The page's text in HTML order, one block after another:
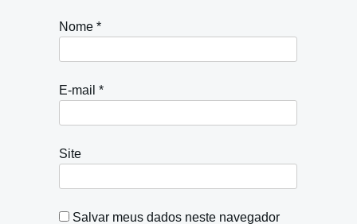
Nome *
E-mail *
Site
Salvar meus dados neste navegador